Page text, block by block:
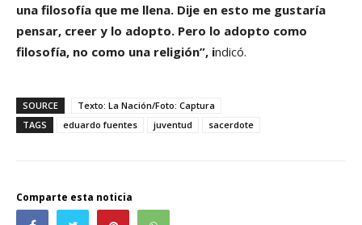
una filosofía que me llena. Dije en esto me gustaría
pensar, creer y lo adopto. Pero lo adopto como
filosofía, no como una religión”, indicó.
SOURCE
Texto: La Nación/Foto: Captura
TAGS
eduardo fuentes juventud sacerdote
Comparte esta noticia